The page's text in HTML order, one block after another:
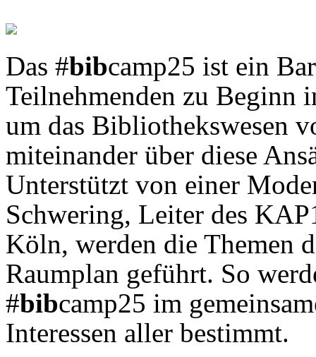
Das #bibcamp25 ist ein
Teilnehmenden zu Beginn
um das Bibliothekswesen
miteinander über diese
Unterstützt von einer
Schwering, Leiter des
Köln, werden die Themen
Raumplan geführt. So
#bibcamp25 im
Interessen aller bestimmt.